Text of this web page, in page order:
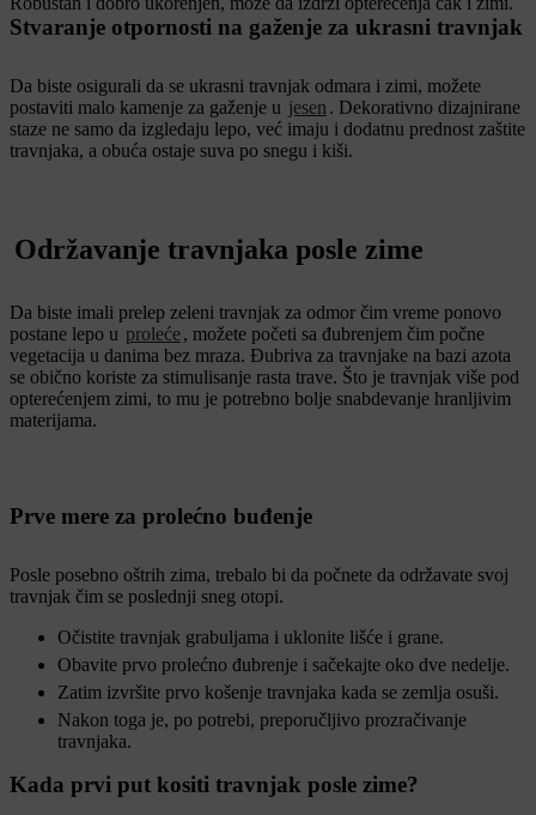
Stvaranje otpornosti na gaženje za ukrasni travnjak
Da biste osigurali da se ukrasni travnjak odmara i zimi, možete
postaviti malo kamenje za gaženje u jesen . Dekorativno dizajnirane
staze ne samo da izgledaju lepo, već imaju i dodatnu prednost zaštite
travnjaka, a obuća ostaje suva po snegu i kiši.
Održavanje travnjaka posle zime
Da biste imali prelep zeleni travnjak za odmor čim vreme ponovo
postane lepo u proleće, možete početi sa đubrenjem čim počne
vegetacija u danima bez mraza. Đubriva za travnjake na bazi azota
se obično koriste za stimulisanje rasta trave. Što je travnjak više pod
opterećenjem zimi, to mu je potrebno bolje snabdevanje hranljivim
materijama.
Prve mere za prolećno buđenje
Posle posebno oštrih zima, trebalo bi da počnete da održavate svoj
travnjak čim se poslednji sneg otopi.
Očistite travnjak grabuljama i uklonite lišće i grane.
Obavite prvo prolećno đubrenje i sačekajte oko dve nedelje.
Zatim izvršite prvo košenje travnjaka kada se zemlja osuši.
Nakon toga je, po potrebi, preporučljivo prozračivanje
travnjaka.
Kada prvi put kositi travnjak posle zime?